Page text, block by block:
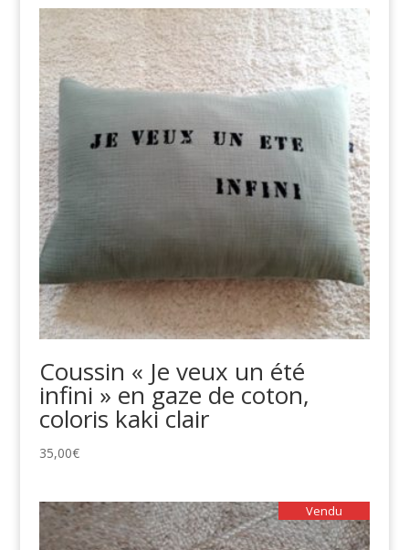
Coussin « Je veux un été
infini » en gaze de coton,
coloris kaki clair
35,00€
Vendu